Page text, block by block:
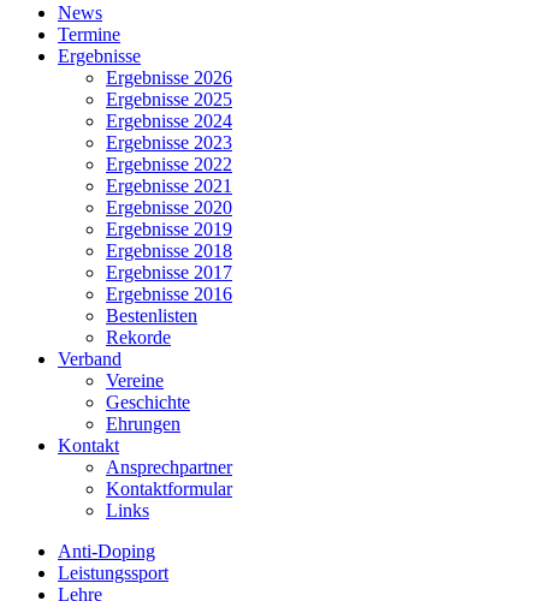
Close
Menu
News
Termine
Ergebnisse
Ergebnisse 2026
Ergebnisse 2025
Ergebnisse 2024
Ergebnisse 2023
Ergebnisse 2022
Ergebnisse 2021
Ergebnisse 2020
Ergebnisse 2019
Ergebnisse 2018
Ergebnisse 2017
Ergebnisse 2016
Bestenlisten
Rekorde
Verband
Vereine
Geschichte
Ehrungen
Kontakt
Ansprechpartner
Kontaktformular
Links
Anti-Doping
Leistungssport
Lehre